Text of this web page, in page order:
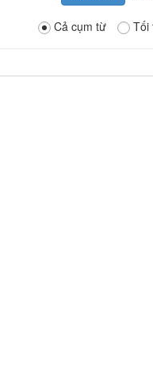
Cả cụm từ Tối